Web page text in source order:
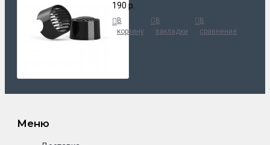
190 р.
В
корзину
В
закладки
В
сравнение
Меню